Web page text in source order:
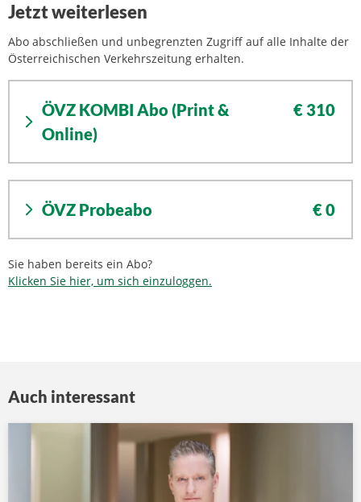
Jetzt weiterlesen
Abo abschließen und unbegrenzten Zugriff auf alle Inhalte der
Österreichischen Verkehrszeitung erhalten.
ÖVZ KOMBI Abo (Print &
Online)
€ 310
ÖVZ Probeabo € 0
Sie haben bereits ein Abo?
Klicken Sie hier, um sich einzuloggen.
Auch interessant